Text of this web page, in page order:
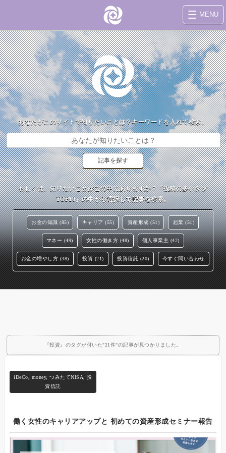
MENU
あなたがこのサイトで知りたいことは？キーワードを入れて検索。
もしくは、知りたいことがこの中にありますか？『投稿の多いタグ
TOP10』の中から選択して記事を検索。
お金の知識 (85) キャリア (55) 資産形成 (51) 起業 (51)
マネー (49) 女性の働き方 (48) 個人事業主 (42)
お金の増やし方 (38) 投資 (21) 投資信託 (20) 今すぐ問い合わせ
『投資』のタグが付いた"21件"の記事が見つかりました。
iDeCo money,つみたてNISA ,投
資信託
働く女性のキャリアアップと 初めての資産形成セミナー報告